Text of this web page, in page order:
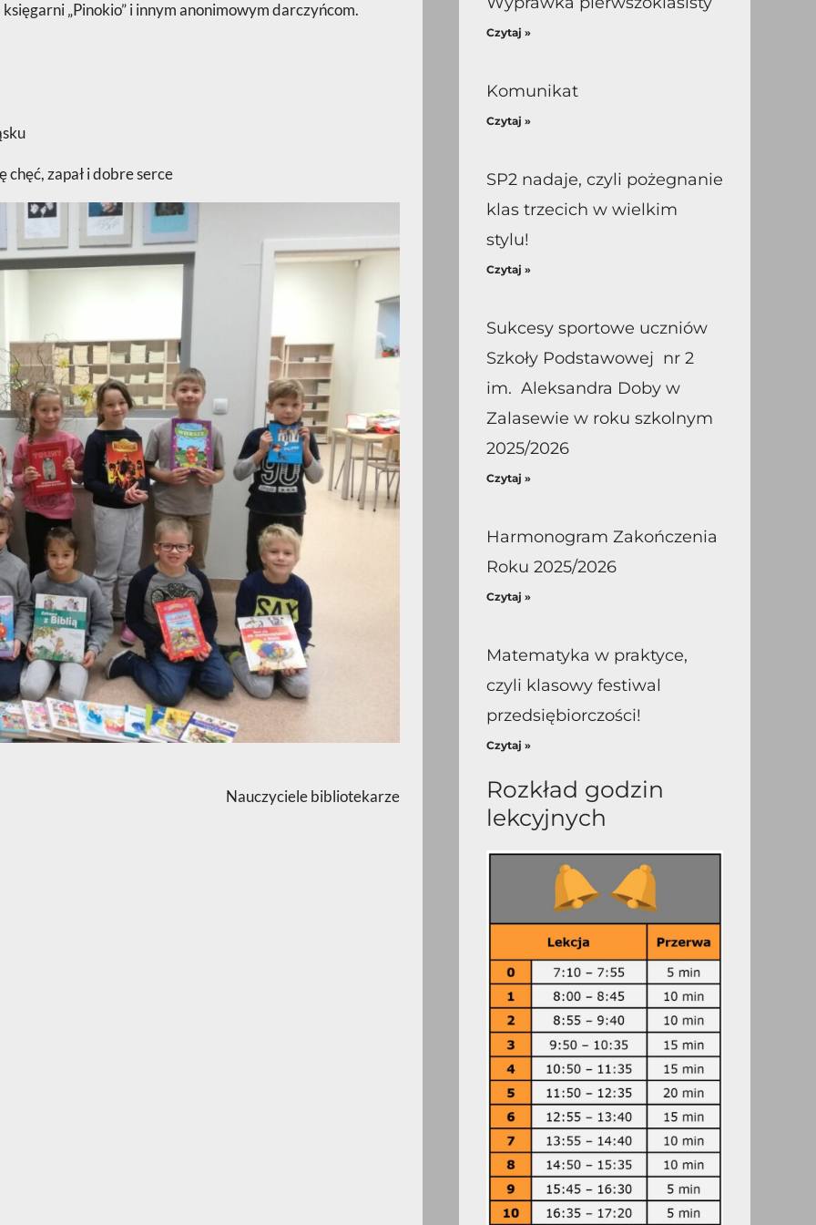
„Pinokio” i innym anonimowym darczyńcom.
chęć, zapał i dobre serce
Nauczyciele bibliotekarze
Czytaj »
Komunikat
Czytaj »
SP2 nadaje, czyli pożegnanie
klas trzecich w wielkim
stylu!
Czytaj »
Sukcesy sportowe uczniów
Szkoły Podstawowej nr 2
im. Aleksandra Doby w
Zalasewie w roku szkolnym
2025/2026
Czytaj »
Harmonogram Zakończenia
Roku 2025/2026
Czytaj »
Matematyka w praktyce,
czyli klasowy festiwal
przedsiębiorczości!
Czytaj »
Rozkład godzin
lekcyjnych